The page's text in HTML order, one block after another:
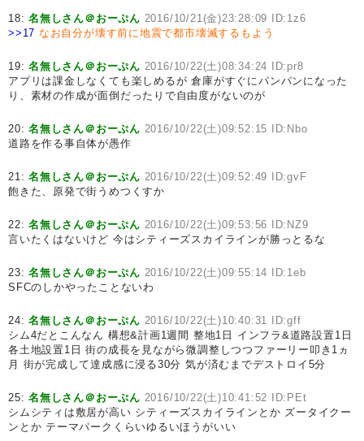
18:名無しさん＠おーぷん 2016/10/21(金)23:28:09 ID:1z6
>>17 なお自分が壊す前に地震で都市壊滅するもよう
19:名無しさん＠おーぷん 2016/10/22(土)08:34:24 ID:pr8
アプリは課金しなくても楽しめるが 倉庫がすぐにパンパンになった
り、素材の作成が面倒だったりで自由度がないのが
20:名無しさん＠おーぷん 2016/10/22(土)09:52:15 ID:Nbo
道路を作る事自体が愚作
21:名無しさん＠おーぷん 2016/10/22(土)09:52:49 ID:gvF
飽きた、原発で街うめつくすか
22:名無しさん＠おーぷん 2016/10/22(土)09:53:56 ID:NZ9
言いたくはないけど 今はシティーズスカイラインが勝っとるな
23:名無しさん＠おーぷん 2016/10/22(土)09:55:14 ID:1eb
SFCのしかやったことないわ
24:名無しさん＠おーぷん 2016/10/22(土)10:40:31 ID:gff
シム4だとこんなん 構想&計画1週間 整地1日 インフラ&道路設置1日
各土地設置1日 街の成長を見ながら微調整しつつファーリー叩き1ヵ
月 街が完成して達成感に浸る30分 気が済むまでデストロイ5分
25:名無しさん＠おーぷん 2016/10/22(土)10:41:52 ID:PEt
シムシティは敷居が高い シティーズスカイラインとか ズータイクー
ンとか テーマパークくらいゆるいほうがいい